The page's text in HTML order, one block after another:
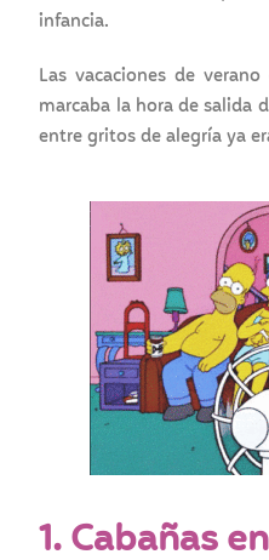
infancia.
Las vacaciones de
marcaba la hora de salida
entre gritos de alegría ya
1. Cabañas